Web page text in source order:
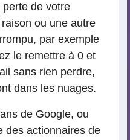
de votre
ou une autre
par exemple
le remettre à 0 et
sans rien perdre,
dans les nuages.
de Google, ou
des actionnaires de